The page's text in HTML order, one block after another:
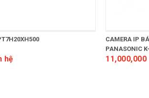
hệ
CAMERA IP
PANASONIC
11,000,000